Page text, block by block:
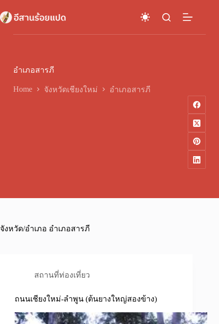
to
content
อำเภอสารภี
Home จังหวัดเชียงใหม่ อำเภอสารภี
จังหวัด/อำเภอ อำเภอสารภี
สถานที่ท่องเที่ยว
ถนนเชียงใหม่-ลำพูน (ต้นยางใหญ่สองข้าง)